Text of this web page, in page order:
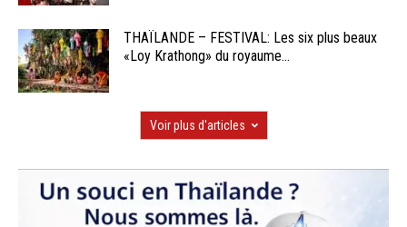
THAÏLANDE – FESTIVAL: Les six plus beaux
«Loy Krathong» du royaume...
Voir plus d'articles